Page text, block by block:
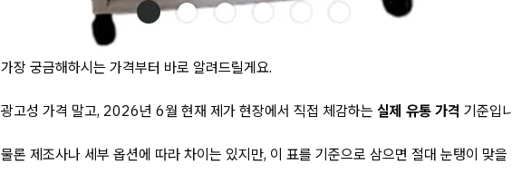
가장 궁금해하시는 가격부터 바로 알려드릴게요.
광고성 가격 말고, 2026년 6월 현재 제가 현장에서 직접 체감하는 실제 유통 가격 기준입
물론 제조사나 세부 옵션에 따라 차이는 있지만, 이 표를 기준으로 삼으면 절대 눈탱이 맞